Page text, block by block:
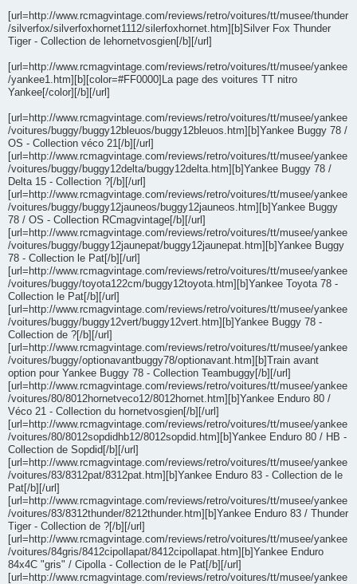
[url=http://www.rcmagvintage.com/reviews/retro/voitures/tt/musee/thunder
/silverfox/silverfoxhornet1112/silerfoxhornet.htm][b]Silver Fox Thunder
Tiger - Collection de lehornetvosgien[/b][/url]
[url=http://www.rcmagvintage.com/reviews/retro/voitures/tt/musee/yankee
/yankee1.htm][b][color=#FF0000]La page des voitures TT nitro
Yankee[/color][/b][/url]
[url=http://www.rcmagvintage.com/reviews/retro/voitures/tt/musee/yankee
/voitures/buggy/buggy12bleuos/buggy12bleuos.htm][b]Yankee Buggy 78 /
OS - Collection véco 21[/b][/url]
[url=http://www.rcmagvintage.com/reviews/retro/voitures/tt/musee/yankee
/voitures/buggy/buggy12delta/buggy12delta.htm][b]Yankee Buggy 78 /
Delta 15 - Collection ?[/b][/url]
[url=http://www.rcmagvintage.com/reviews/retro/voitures/tt/musee/yankee
/voitures/buggy/buggy12jauneos/buggy12jauneos.htm][b]Yankee Buggy
78 / OS - Collection RCmagvintage[/b][/url]
[url=http://www.rcmagvintage.com/reviews/retro/voitures/tt/musee/yankee
/voitures/buggy/buggy12jaunepat/buggy12jaunepat.htm][b]Yankee Buggy
78 - Collection le Pat[/b][/url]
[url=http://www.rcmagvintage.com/reviews/retro/voitures/tt/musee/yankee
/voitures/buggy/toyota122cm/buggy12toyota.htm][b]Yankee Toyota 78 -
Collection le Pat[/b][/url]
[url=http://www.rcmagvintage.com/reviews/retro/voitures/tt/musee/yankee
/voitures/buggy/buggy12vert/buggy12vert.htm][b]Yankee Buggy 78 -
Collection de ?[/b][/url]
[url=http://www.rcmagvintage.com/reviews/retro/voitures/tt/musee/yankee
/voitures/buggy/optionavantbuggy78/optionavant.htm][b]Train avant
option pour Yankee Buggy 78 - Collection Teambuggy[/b][/url]
[url=http://www.rcmagvintage.com/reviews/retro/voitures/tt/musee/yankee
/voitures/80/8012hornetveco12/8012hornet.htm][b]Yankee Enduro 80 /
Véco 21 - Collection du hornetvosgien[/b][/url]
[url=http://www.rcmagvintage.com/reviews/retro/voitures/tt/musee/yankee
/voitures/80/8012sopdidhb12/8012sopdid.htm][b]Yankee Enduro 80 / HB -
Collection de Sopdid[/b][/url]
[url=http://www.rcmagvintage.com/reviews/retro/voitures/tt/musee/yankee
/voitures/83/8312pat/8312pat.htm][b]Yankee Enduro 83 - Collection de le
Pat[/b][/url]
[url=http://www.rcmagvintage.com/reviews/retro/voitures/tt/musee/yankee
/voitures/83/8312thunder/8212thunder.htm][b]Yankee Enduro 83 / Thunder
Tiger - Collection de ?[/b][/url]
[url=http://www.rcmagvintage.com/reviews/retro/voitures/tt/musee/yankee
/voitures/84gris/8412cipollapat/8412cipollapat.htm][b]Yankee Enduro
84x4C "gris" / Cipolla - Collection de le Pat[/b][/url]
[url=http://www.rcmagvintage.com/reviews/retro/voitures/tt/musee/yankee